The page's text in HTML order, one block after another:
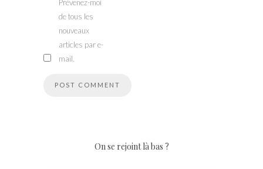
Prévenez-moi
de tous les
nouveaux
articles par e-
mail.
On se rejoint là bas ?